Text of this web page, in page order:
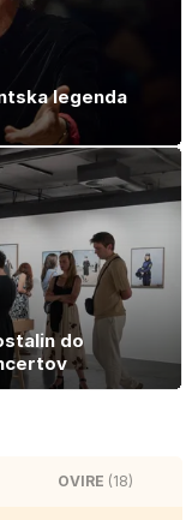
legenda
do
OVIRE (18)